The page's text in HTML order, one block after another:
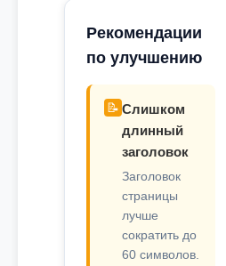
Рекомендации
по улучшению
📝 Слишком
длинный
заголовок
Заголовок
страницы
лучше
сократить до
60 символов.